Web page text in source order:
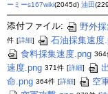
ーミーs167wiki(2045d) 油田
添付ファイル: 野外
件 [詳細] 石油採集速度
食料採集速度.png 364
速度.png 371件 [詳細]
命.png 364件 [詳細] 空